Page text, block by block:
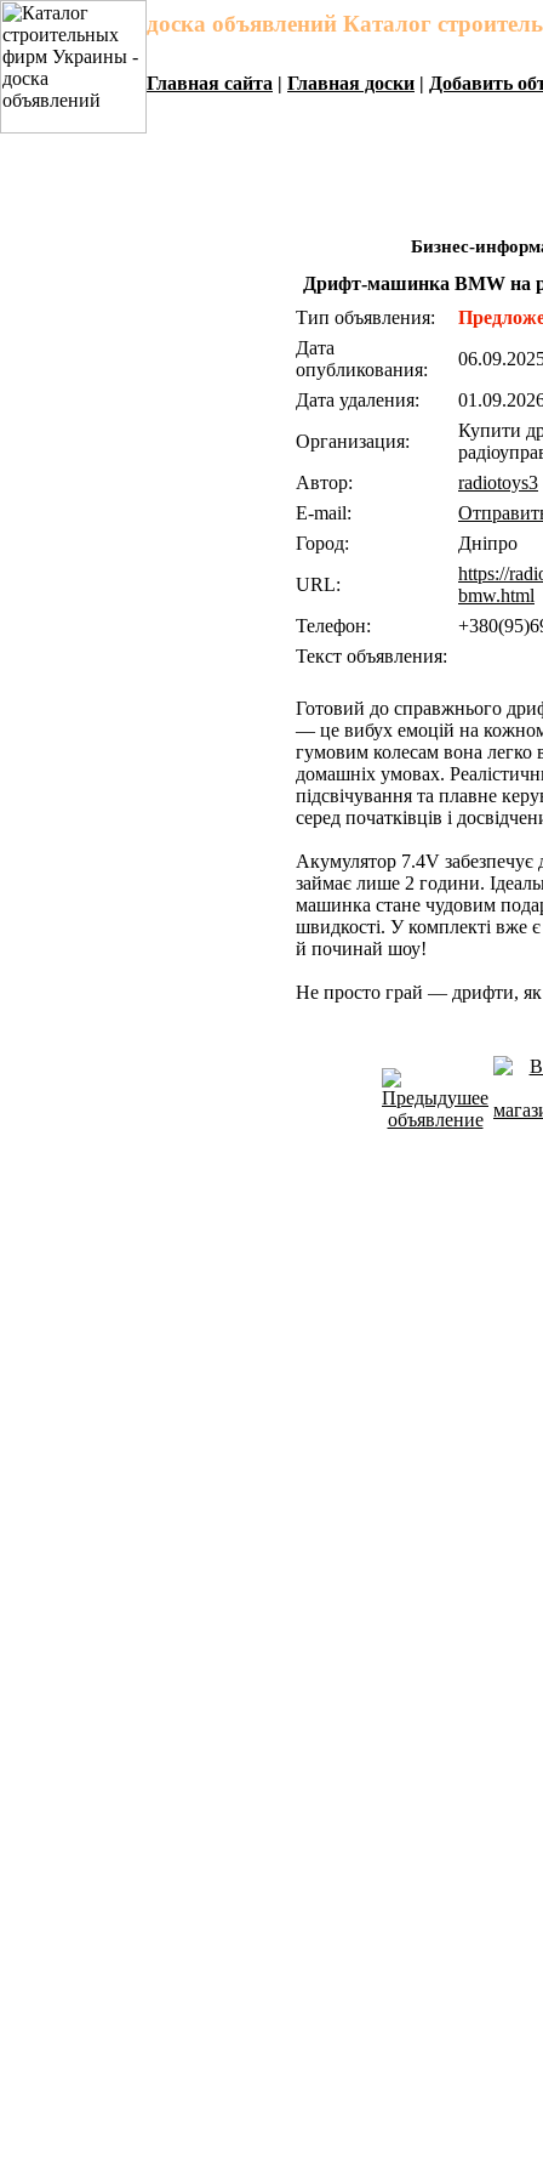
доска объявлений Каталог
Главная сайта | Главная доски | Добавить
Бизнес-
Дрифт-машинка BMW на
Тип объявления:
Дата
опубликования:
Дата удаления:
Организация:
Купити
Автор:
radiotoys3
E-mail:
Город:
Дніпро
URL:
https://
bmw.html
Телефон:
Текст объявления:
Готовий до справжнього
— це вибух емоцій на
гумовим колесам вона легко
домашніх умовах.
підсвічування та плавне
серед початківців і
Акумулятор 7.4V забезпечує
займає лише 2 години.
машинка стане чудовим
швидкості. У комплекті вже
й починай шоу!
Не просто грай — дрифти,